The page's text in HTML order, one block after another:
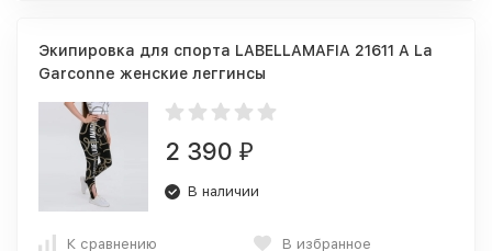
Экипировка для спорта LABELLAMAFIA 21611 A La
Garconne женские леггинсы
2 390 ₽
В наличии
К сравнению В избранное